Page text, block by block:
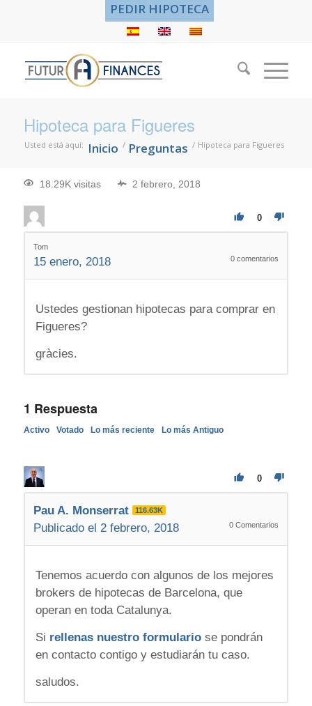
PEDIR HIPOTECA
Hipoteca para Figueres
Usted está aquí: Inicio / Preguntas / Hipoteca para Figueres
18.29K visitas 2 febrero, 2018
0
Tom
15 enero, 2018 0 comentarios
Ustedes gestionan hipotecas para comprar en
Figueres?
gràcies.
1 Respuesta
Activo Votado Lo más reciente Lo más Antiguo
0
Pau A. Monserrat 116.63K
Publicado el 2 febrero, 2018 0 Comentarios
Tenemos acuerdo con algunos de los mejores
brokers de hipotecas de Barcelona, que
operan en toda Catalunya.
Si rellenas nuestro formulariose pondrán
en contacto contigo y estudiarán tu caso.
saludos.